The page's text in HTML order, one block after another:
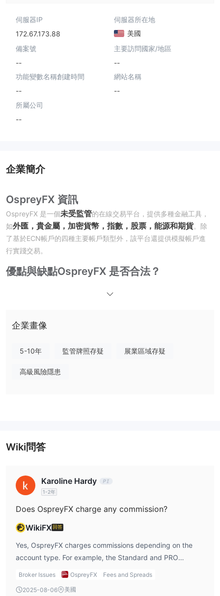
伺服器IP
172.67.173.88
伺服器所在地
美國
備案號
--
主要訪問國家/地區
--
功能變數名稱創建時間
--
網站名稱
--
所屬公司
--
企業簡介
OspreyFX 資訊
OspreyFX 是一個未受監管的在線交易平台，提供多種金融工具，
如外匯，貴金屬，加密貨幣，指數，股票，能源和期貨。除
了基於ECN帳戶的四種主要帳戶類型外，該平台還提供模擬帳戶進
行實踐交易。
優點與缺點OspreyFX 是否合法？
我可以在 OspreyFX 上交易什麼？
OspreyFX 提供超過120種市場工具，包括外匯、貴金屬、加密貨
帳戶類型
高達賬戶餘額500倍的倉位。
帳戶佣金
存款和提款費用
OspreyFX 對提款最高5K的銀行費用收取25美元。
交易平台
OspreyFX 提供的交易平台是TradeLocker，它是外匯行業中廣
受認可的平台，以其先進的圖表功能、技術分析工具和可自定義的界
存款和提款
企業畫像
5-10年 監管牌照存疑 展業區域存疑
高級風險隱患
Wiki問答
Karoline Hardy
1-2年
Does OspreyFX charge any commission?
WikiFX 回答
Yes, OspreyFX charges commissions depending on the
account type. For example, the Standard and PRO
accounts have a commission of $7-$8 per lot, while the
consider which account type aligns with my trading needs
Broker Issues OspreyFX Fees and Spreads
2025-08-06 美國